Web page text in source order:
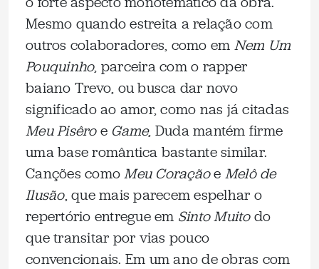
Mesmo quando estreita a relação com
outros colaboradores, como em Nem Um
Pouquinho, parceira com o rapper
baiano Trevo, ou busca dar novo
significado ao amor, como nas já citadas
Meu Pisêroe Game, Duda mantém firme
uma base romântica bastante similar.
Canções comoMeu Coraçãoe Melô de
Ilusão, que mais parecem espelhar o
repertório entregue em Sinto Muitodo
que transitar por vias pouco
convencionais. Em um ano de obras com